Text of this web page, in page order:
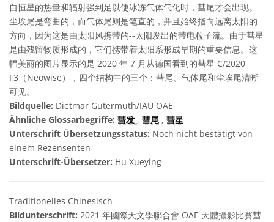
自恒星的热量和辐射强到足以使冰冻气体气化时，彗尾才会出现。
尘埃尾是弯曲的，而气体尾则是笔直的，并且始终指向远离太阳的
方向，因为这是由太阳风携带的--太阳发出的带电粒子流。由于彗星
是由残留物质形成的，它们携带着太阳系形成早期的重要信息。这
幅美丽的图片显示的是 2020 年 7 月从德国看到的彗星 C/2020
F3（Neowise），四个结构中的三个：彗尾、气体尾和尘埃尾清晰
可见。
Bildquelle: Dietmar Gutermuth/IAU OAE
Ähnliche Glossarbegriffe: 彗发 , 彗尾 , 彗星
Unterschrift Übersetzungsstatus: Noch nicht bestätigt von
einem Rezensenten
Unterschrift-Übersetzer: Hu Xueying
Traditionelles Chinesisch
Bildunterschrift: 2021 年國際天文學聯合會 OAE 天體攝影比賽彗